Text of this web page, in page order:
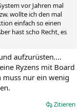
vor Jahren mal
wollte ich den mal
einfach so einen
hast scho Recht, es
aufzurüsten....
Ryzens mit Board
muss nur ein wenig
Zitieren